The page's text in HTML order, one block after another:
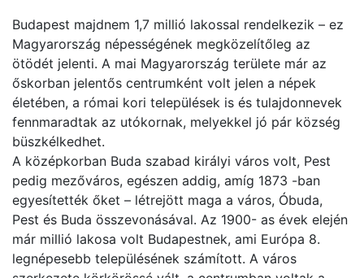
Budapest majdnem 1,7 millió lakossal rendelkezik – ez
Magyarország népességének megközelítőleg az
ötödét jelenti. A mai Magyarország területe már az
őskorban jelentős centrumként volt jelen a népek
életében, a római kori települések is és tulajdonnevek
fennmaradtak az utókornak, melyekkel jó pár község
büszkélkedhet.
A középkorban Buda szabad királyi város volt, Pest
pedig mezőváros, egészen addig, amíg 1873 -ban
egyesítették őket – létrejött maga a város, Óbuda,
Pest és Buda összevonásával. Az 1900- as évek elején
már millió lakosa volt Budapestnek, ami Európa 8.
legnépesebb településének számított. A város